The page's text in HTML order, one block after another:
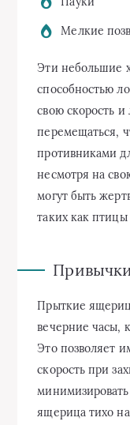
Мелкие
Эти небольшие
способностью
свою скорость
перемещаться,
противниками
несмотря на
могут быть
таких как
Прыткие
вечерние часы,
Это позволяет
скорость при
ящерица тихо